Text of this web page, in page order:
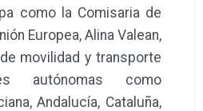
como la Comisaria de
Europea, Alina Valean,
movilidad y transporte
autónomas como
Andalucía, Cataluña,